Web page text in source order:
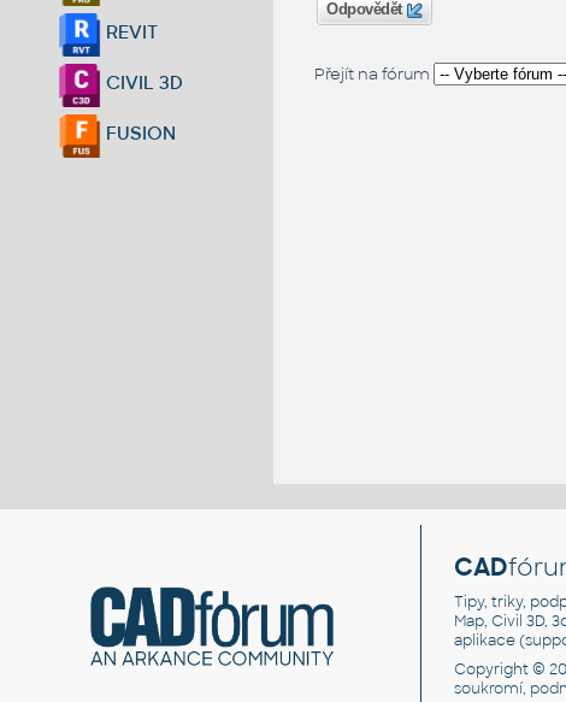
REVIT
CIVIL 3D
FUSION
Odpovědět
Přejít na fórum
CAD
Tipy, triky,
Map, Civil 3D,
aplikace
Copyright ©
soukromí,